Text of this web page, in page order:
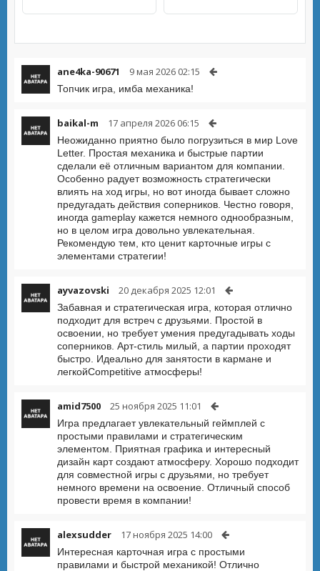
ane4ka-90671 9 мая 2026 02:15
Топчик игра, имба механика!
baikal-m 17 апреля 2026 06:15
Неожиданно приятно было погрузиться в мир Love
Letter. Простая механика и быстрые партии
сделали её отличным вариантом для компании.
Особенно радует возможность стратегически
влиять на ход игры, но вот иногда бывает сложно
предугадать действия соперников. Честно говоря,
иногда gameplay кажется немного однообразным,
но в целом игра довольно увлекательная.
Рекомендую тем, кто ценит карточные игры с
элементами стратегии!
ayvazovski 20 декабря 2025 12:01
Забавная и стратегическая игра, которая отлично
подходит для встреч с друзьями. Простой в
освоении, но требует умения предугадывать ходы
соперников. Арт-стиль милый, а партии проходят
быстро. Идеально для занятости в кармане и
легкойCompetitive атмосферы!
amid7500 25 ноября 2025 11:01
Игра предлагает увлекательный геймплей с
простыми правилами и стратегическим
элементом. Приятная графика и интересный
дизайн карт создают атмосферу. Хорошо подходит
для совместной игры с друзьями, но требует
немного времени на освоение. Отличный способ
провести время в компании!
alexsudder 17 ноября 2025 14:00
Интересная карточная игра с простыми
правилами и быстрой механикой! Отлично